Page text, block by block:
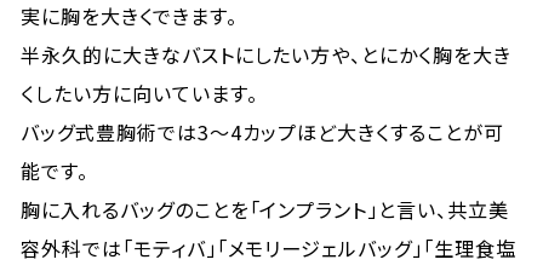
実に胸を大きくできます。
半永久的に大きなバストにしたい方や、とにかく胸を大き
くしたい方に向いています。
バッグ式豊胸術では3～4カップほど大きくすることが可
能です。
胸に入れるバッグのことを「インプラント」と言い、共立美
容外科では「モティバ」「メモリージェルバッグ」「生理食塩